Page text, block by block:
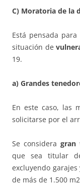
C) Moratoria de la
Está pensada
situación de
19.
a) Grandes
En este caso, las
solicitarse por el
Se considera gran
que sea titular
excluyendo
de más de 1.500